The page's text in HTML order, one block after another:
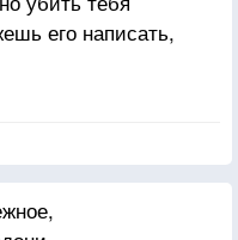
его написать,